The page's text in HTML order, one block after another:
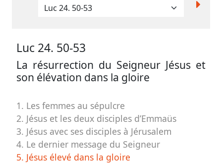
Luc 24. 50-53
La résurrection du Seigneur Jésus et
son élévation dans la gloire
1. Les femmes au sépulcre
2. Jésus et les deux disciples d’Emmaüs
3. Jésus avec ses disciples à Jérusalem
4. Le dernier message du Seigneur
5. Jésus élevé dans la gloire
Signaler
erreur
aux
coûts
du
site